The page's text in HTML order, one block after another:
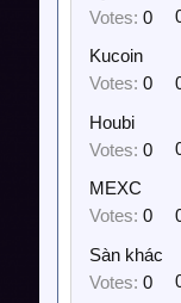
Votes: 0
Kucoin
Votes: 0
Houbi
Votes: 0
MEXC
Votes: 0
Sàn khác
Votes: 0